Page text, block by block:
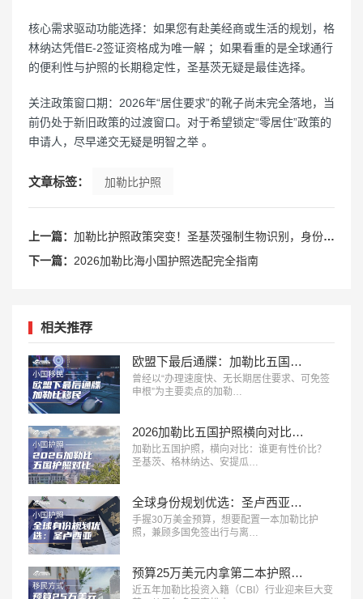
核心需求驱动功能选择：如果您有赴美经商或生活的规划，格
林纳达凭借E-2签证资格成为唯一解 ；如果看重的是全球通行
的便利性与护照的长期稳定性，圣基茨无疑是最佳选择。
关注政策窗口期：2026年“居住要求”的靴子尚未完全落地，当
前仍处于新旧政策的过渡窗口。对于希望锁定“零居住”政策的
申请人，尽早递交无疑是明智之举 。
文章标签： 加勒比护照
上一篇： 加勒比护照政策突变！圣基茨强制生物识别，身份规划进入新阶段
下一篇： 2026加勒比海小国护照选配完全指南
相关推荐
欧盟下最后通牒：加勒比五国投资入籍，2028年或迎终局？
曾经以“办理速度快、无长期居住要求、可免签
申根”为主要卖点的加勒…
2026加勒比五国护照横向对比：谁更有性价比？
加勒比五国护照，横向对比：谁更有性价比？
圣基茨、格林纳达、安提瓜…
全球身份规划优选：圣卢西亚护照深度解析
手握30万美金预算，想要配置一本加勒比护
照，兼顾多国免签出行与离…
预算25万美元内拿第二本护照，加勒比五国身份怎么选？
近五年加勒比投资入籍（CBI）行业迎来巨大变